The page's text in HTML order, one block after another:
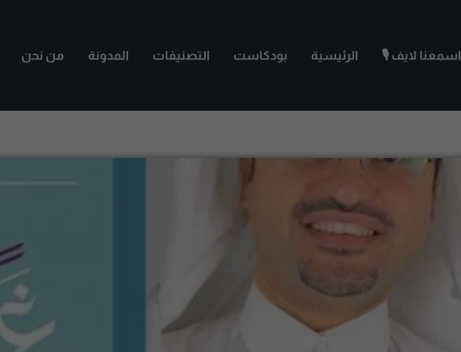
اسمعنا لايف 🎙️ الرئيسية بودكاست التصنيفات المدونة من نحن